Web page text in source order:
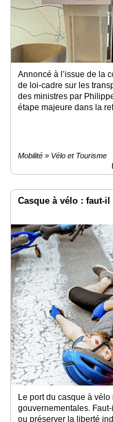
Annoncé à l’issue de la
de loi-cadre sur les
des ministres par
étape majeure dans la
Mobilité » Vélo et Tourisme
Casque à vélo : faut-
Le port du casque à
gouvernementales.
ou préserver la liberté